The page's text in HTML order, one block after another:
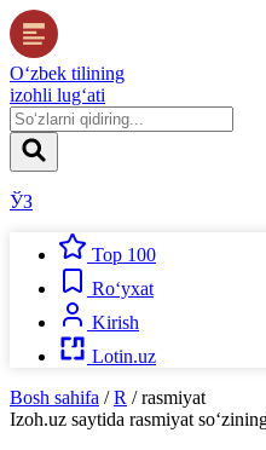
O‘zbek tilining
izohli lug‘ati
ЎЗ
Top 100
Ro‘yxat
Kirish
Lotin.uz
Bosh sahifa / R / rasmiyat
Izoh.uz saytida rasmiyat